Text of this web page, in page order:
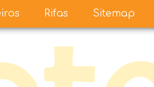
Rifas Sitemap